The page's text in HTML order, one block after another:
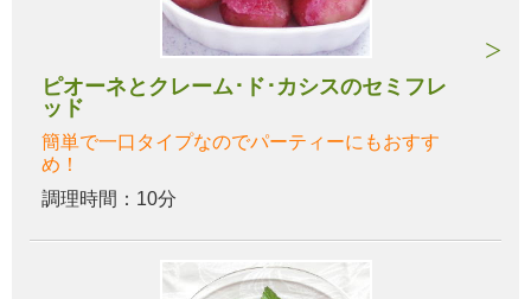
ピオーネとクレーム･ド･カシスのセミフレ
ッド
簡単で一口タイプなのでパーティーにもおすす
め！
調理時間：10分